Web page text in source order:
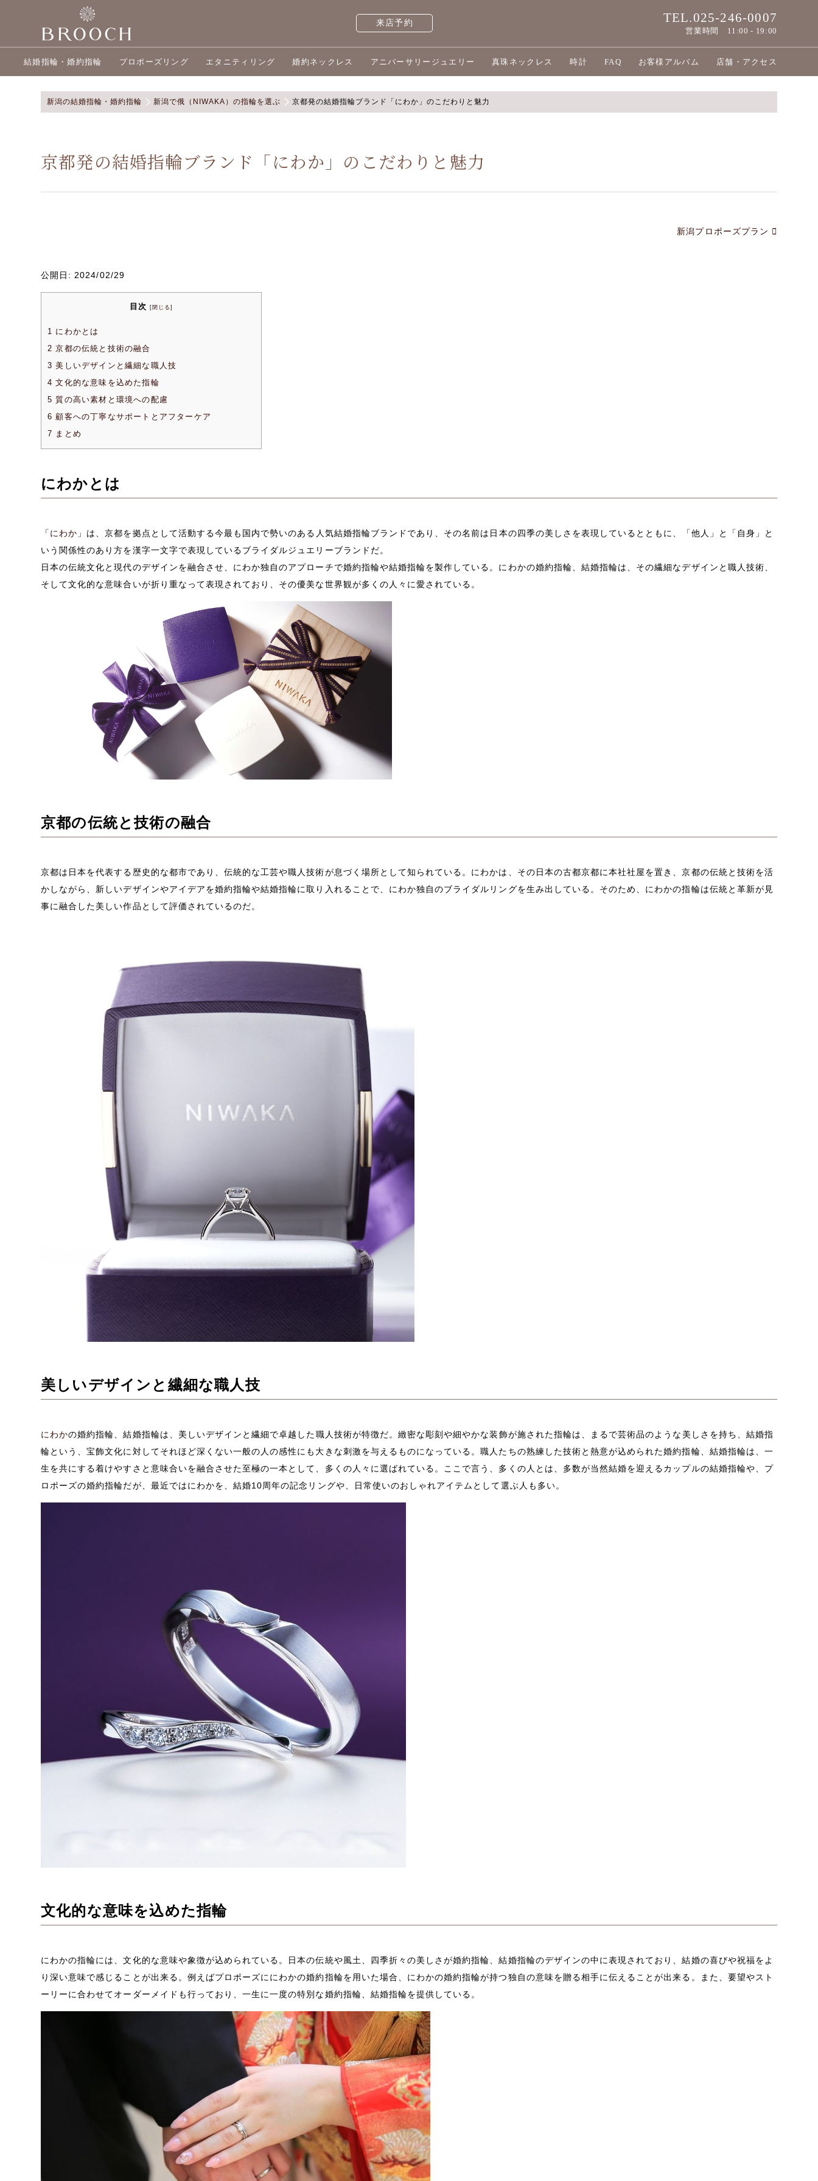
来店予約 TEL.025-246-0007
営業時間 11:00 - 19:00
結婚指輪・婚約指輪 プロポーズリング エタニティリング 婚約ネックレス アニバーサリージュエリー 真珠ネックレス 時計 FAQ お客様アルバム 店舗・アクセス
新潟の結婚指輪・婚約指輪 新潟で俄（NIWAKA）の指輪を選ぶ 京都発の結婚指輪ブランド「にわか」のこだわりと魅力
京都発の結婚指輪ブランド「にわか」のこだわりと魅力
新潟プロポーズプラン
公開日: 2024/02/29
目次 [ 閉じる ]
1 にわかとは
2 京都の伝統と技術の融合
3 美しいデザインと繊細な職人技
4 文化的な意味を込めた指輪
5 質の高い素材と環境への配慮
6 顧客への丁寧なサポートとアフターケア
7 まとめ
にわかとは
「 にわか 」は、京都を拠点として活動する今最も国内で勢いのある人気結婚指輪ブランドであり、その名前は日本の四季の美しさを表現しているとともに、「他人」と「自身」と
いう関係性のあり方を漢字一文字で表現しているブライダルジュエリーブランドだ。
日本の伝統文化と現代のデザインを融合させ、にわか独自のアプローチで婚約指輪や結婚指輪を製作している。にわかの婚約指輪、結婚指輪は、その繊細なデザインと職人技術、
そして文化的な意味合いが折り重なって表現されており、その優美な世界観が多くの人々に愛されている。
京都の伝統と技術の融合
京都は日本を代表する歴史的な都市であり、伝統的な工芸や職人技術が息づく場所として知られている。にわかは、その日本の古都京都に本社社屋を置き、京都の伝統と技術を活
かしながら、新しいデザインやアイデアを婚約指輪や結婚指輪に取り入れることで、にわか独自のブライダルリングを生み出している。そのため、にわかの指輪は伝統と革新が見
事に融合した美しい作品として評価されているのだ。
美しいデザインと繊細な職人技
にわかの婚約指輪、結婚指輪は、美しいデザインと繊細で卓越した職人技術が特徴だ。緻密な彫刻や細やかな装飾が施された指輪は、まるで芸術品のような美しさを持ち、結婚指
輪という、宝飾文化に対してそれほど深くない一般の人の感性にも大きな刺激を与えるものになっている。職人たちの熟練した技術と熱意が込められた婚約指輪、結婚指輪は、一
生を共にする着けやすさと意味合いを融合させた至極の一本として、多くの人々に選ばれている。ここで言う、多くの人とは、多数が当然結婚を迎えるカップルの結婚指輪や、プ
ロポーズの婚約指輪だが、最近ではにわかを、結婚10周年の記念リングや、日常使いのおしゃれアイテムとして選ぶ人も多い。
文化的な意味を込めた指輪
にわかの指輪には、文化的な意味や象徴が込められている。日本の伝統や風土、四季折々の美しさが婚約指輪、結婚指輪のデザインの中に表現されており、結婚の喜びや祝福をよ
り深い意味で感じることが出来る。例えばプロポーズににわかの婚約指輪を用いた場合、にわかの婚約指輪が持つ独自の意味を贈る相手に伝えることが出来る。また、要望やスト
ーリーに合わせてオーダーメイドも行っており、一生に一度の特別な婚約指輪、結婚指輪を提供している。